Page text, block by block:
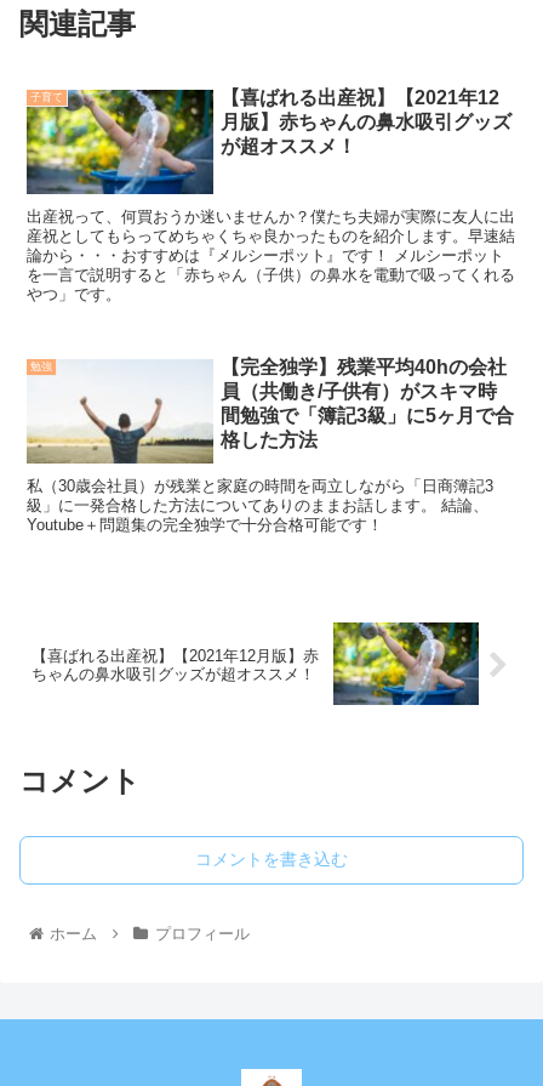
関連記事
子育て
【喜ばれる出産祝】【2021年12
月版】赤ちゃんの鼻水吸引グッズ
が超オススメ！
出産祝って、何買おうか迷いませんか？僕たち夫婦が実際に友人に出
産祝としてもらってめちゃくちゃ良かったものを紹介します。早速結
論から・・・おすすめは『メルシーポット』です！ メルシーポット
を一言で説明すると「赤ちゃん（子供）の鼻水を電動で吸ってくれる
やつ」です。
勉強
【完全独学】残業平均40hの会社
員（共働き/子供有）がスキマ時
間勉強で「簿記3級」に5ヶ月で合
格した方法
私（30歳会社員）が残業と家庭の時間を両立しながら「日商簿記3
級」に一発合格した方法についてありのままお話します。 結論、
Youtube＋問題集の完全独学で十分合格可能です！
【喜ばれる出産祝】【2021年12月版】赤
ちゃんの鼻水吸引グッズが超オススメ！
コメント
コメントを書き込む
ホーム プロフィール